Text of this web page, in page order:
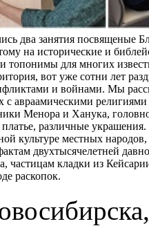
два занятия посвященые
на исторические и
топонимы для многих
вот уже сотни лет
и войнами. Мы
с авраамическими религиями
Менора и Ханука,
платье, различные
культуре местных
двухтысячелетней
частицам кладки из
раскопок.